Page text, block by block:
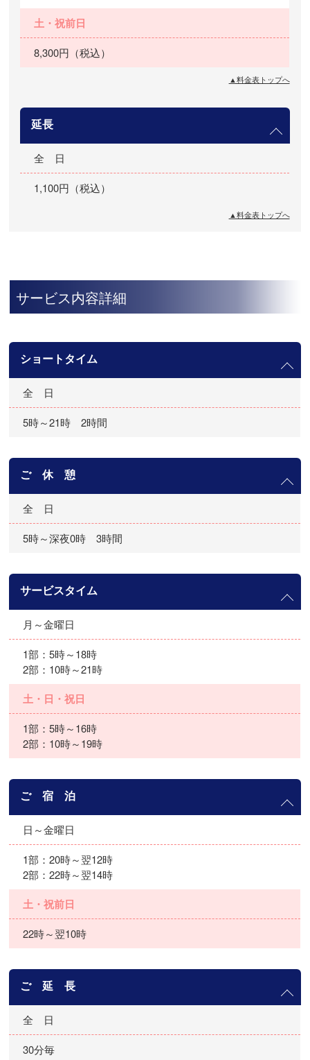
土・祝前日
8,300円（税込）
▲料金表トップへ
延長
全 日
1,100円（税込）
▲料金表トップへ
サービス内容詳細
ショートタイム
全 日
5時～21時 2時間
ご 休 憩
全 日
5時～深夜0時 3時間
サービスタイム
月～金曜日
1部：5時～18時
2部：10時～21時
土・日・祝日
1部：5時～16時
2部：10時～19時
ご 宿 泊
日～金曜日
1部：20時～翌12時
2部：22時～翌14時
土・祝前日
22時～翌10時
ご 延 長
全 日
30分毎